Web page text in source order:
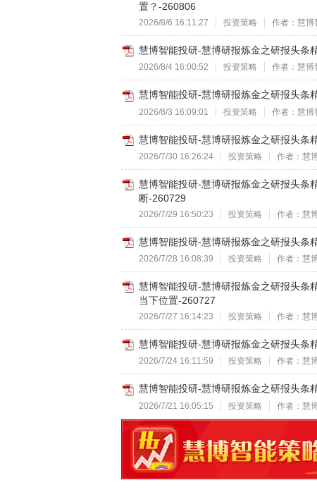
置？-260806
2026/8/6 16:11:27 投资策略 作者：慧博
慧博智能投研-慧博研报炼金之研报头条
2026/8/4 16:00:52 投资策略 作者：慧博
慧博智能投研-慧博研报炼金之研报头条
2026/8/3 16:09:01 投资策略 作者：慧博
慧博智能投研-慧博研报炼金之研报头条
2026/7/30 16:26:24 投资策略 作者：慧
慧博智能投研-慧博研报炼金之研报头条
断-260729
2026/7/29 16:50:23 投资策略 作者：慧
慧博智能投研-慧博研报炼金之研报头条
2026/7/28 16:08:39 投资策略 作者：慧
慧博智能投研-慧博研报炼金之研报头条
当下位置-260727
2026/7/27 16:14:23 投资策略 作者：慧
慧博智能投研-慧博研报炼金之研报头条
2026/7/24 16:11:59 投资策略 作者：慧
慧博智能投研-慧博研报炼金之研报头条
2026/7/21 16:05:15 投资策略 作者：慧